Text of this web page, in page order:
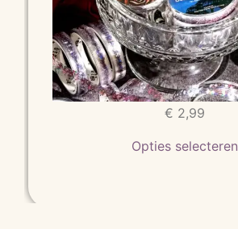
€ 2,99
Opties selecteren